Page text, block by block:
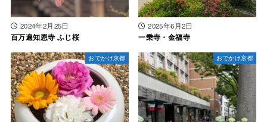
2024年2月25日
百万遍知恩寺 ふじ桜
2025年6月2日
一乗寺・金福寺
おでかけ京都 おでかけ京都